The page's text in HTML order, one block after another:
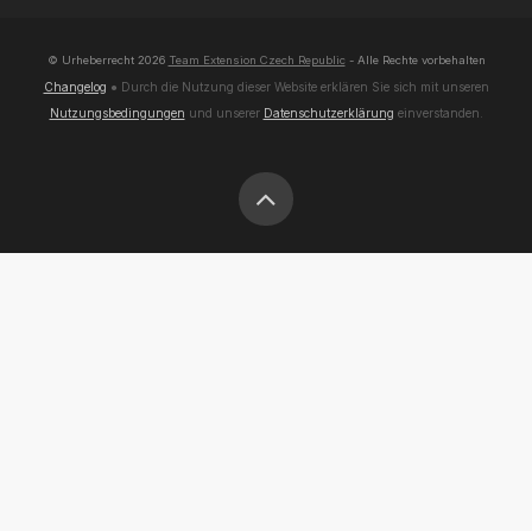
© Urheberrecht 2026 Team Extension Czech Republic - Alle Rechte vorbehalten
Changelog ● Durch die Nutzung dieser Website erklären Sie sich mit unseren
Nutzungsbedingungen und unserer Datenschutzerklärung einverstanden.